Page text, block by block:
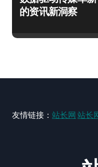
的资讯新洞察
友情链接： 站长网 站长